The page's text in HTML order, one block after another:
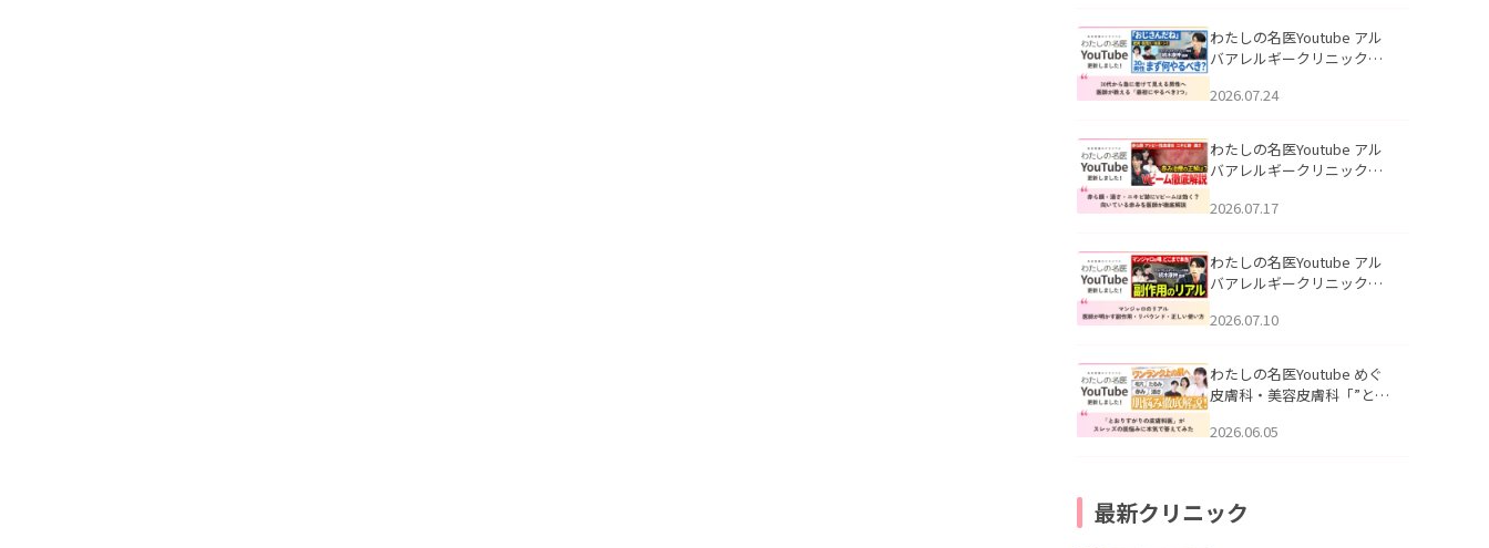
説」を公開いたしました。
わたしの名医Youtube アル
バアレルギークリニック札
える男性へ｜医師が教える
公開いたしました。
2026.07.24
わたしの名医Youtube アル
バアレルギークリニック札
跡にVビームは効く？向いて
説」を公開いたしました。
2026.07.17
わたしの名医Youtube アル
バアレルギークリニック札
医師が明かす副作用・リバ
公開いたしました。
2026.07.10
わたしの名医Youtube めぐ
皮膚科・美容皮膚科「”とお
ッズの肌悩みに本気で答え
2026.06.05
最新クリニック